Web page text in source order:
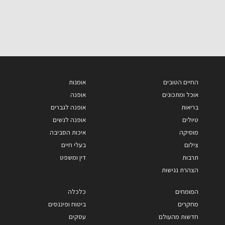
החיים הטובים
אוכל ומתכונים
בריאות
טיולים
מוסיקה
צילום
תרבות
הצהרת נגישות
אומנות
אופנה
אופנה לגברים
אופנה לנשים
איכות הסביבה
בעלי חיים
דין ומשפט
המומחים
מחקרים
חדשות מהעולם
כלכלה
ביטוח ופיננסים
עסקים